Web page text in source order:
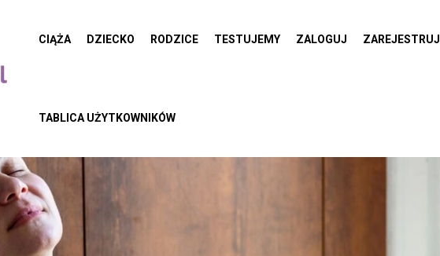
CIĄŻA DZIECKO RODZICE TESTUJEMY ZALOGUJ ZAREJESTRUJ
TABLICA UŻYTKOWNIKÓW